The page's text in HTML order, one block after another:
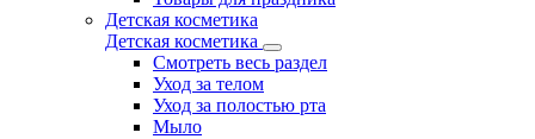
Детская косметика
Детская косметика
Смотреть весь раздел
Уход за телом
Уход за полостью рта
Мыло